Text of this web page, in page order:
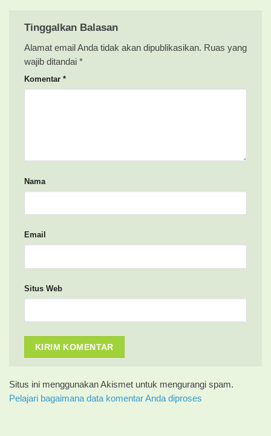
Tinggalkan Balasan
Alamat email Anda tidak akan dipublikasikan. Ruas yang
wajib ditandai *
Komentar *
Nama
Email
Situs Web
Situs ini menggunakan Akismet untuk mengurangi spam.
Pelajari bagaimana data komentar Anda diproses